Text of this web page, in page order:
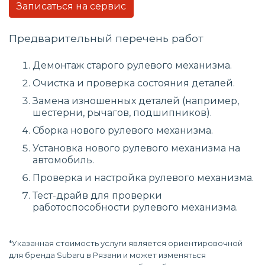
Записаться на сервис
Предварительный перечень работ
Демонтаж старого рулевого механизма.
Очистка и проверка состояния деталей.
Замена изношенных деталей (например,
шестерни, рычагов, подшипников).
Сборка нового рулевого механизма.
Установка нового рулевого механизма на
автомобиль.
Проверка и настройка рулевого механизма.
Тест-драйв для проверки
работоспособности рулевого механизма.
*Указанная стоимость услуги является ориентировочной
для бренда Subaru в Рязани и может изменяться